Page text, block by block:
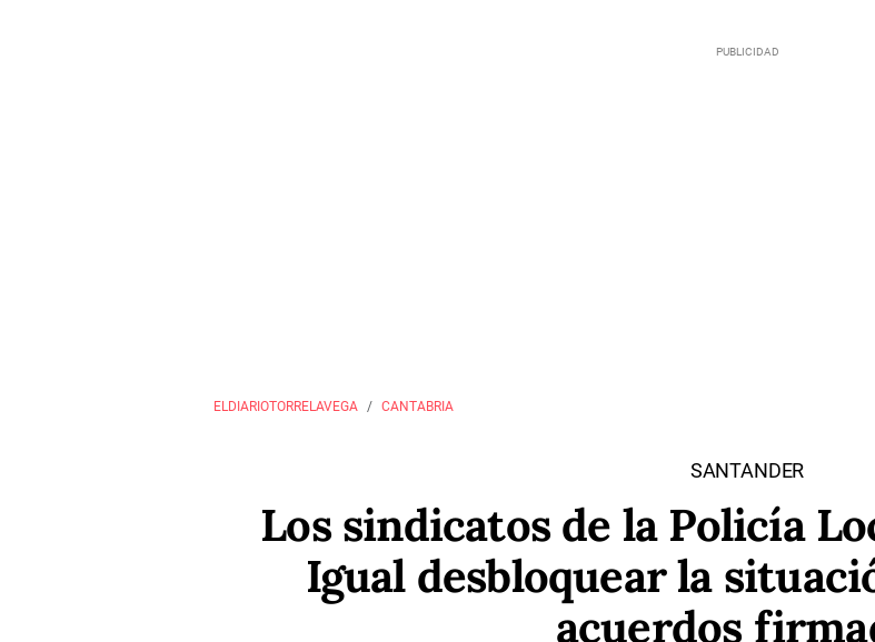
ELDIARIOTORRELAVEGA CANTABRIA
SANTANDER
Los sindicatos de la Policía
Igual desbloquear la
acuerdos